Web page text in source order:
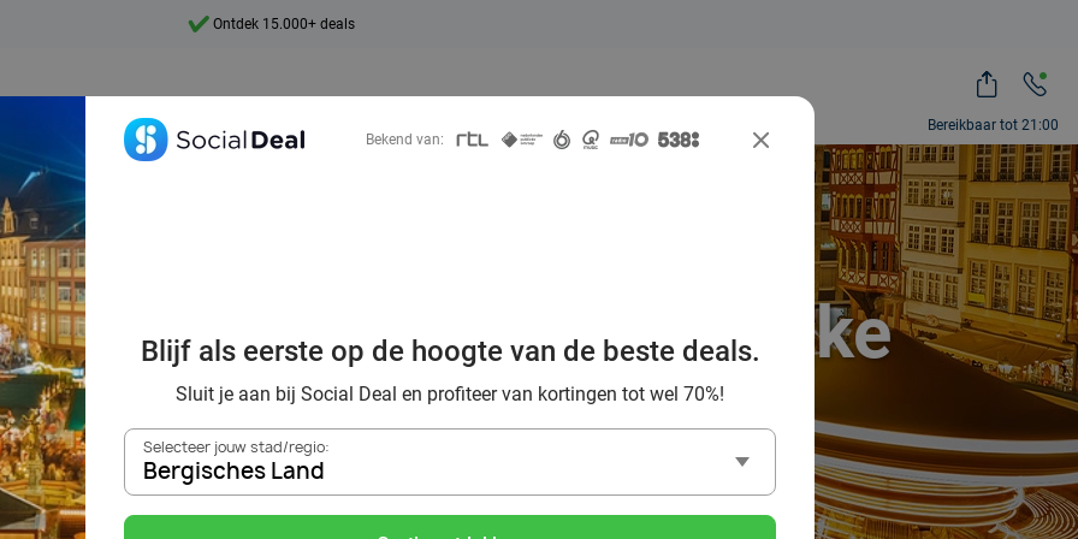
Bereikbaar tot 21:00
7 dagen per week beschikbaar
kerstmarkt met feestelijke
korting
Bekend van:
Blijf als eerste op de hoogte van de beste deals.
Sluit je aan bij Social Deal en profiteer van kortingen tot wel 70%!
Selecteer jouw stad/regio:
Bergisches Land